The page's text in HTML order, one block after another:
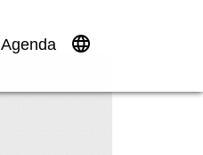
Agenda language